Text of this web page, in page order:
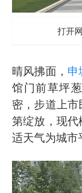
打开
晴风拂面， 申
馆门前草坪
密，步道上
第绽放，现
适天气为城市